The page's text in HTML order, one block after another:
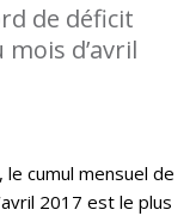
de déficit
d’avril
le cumul mensuel de
2017 est le plus